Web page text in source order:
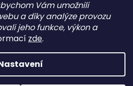
Vám umožnili
a díky analýze provozu
jeho funkce, výkon a
zde.
na Instagramu